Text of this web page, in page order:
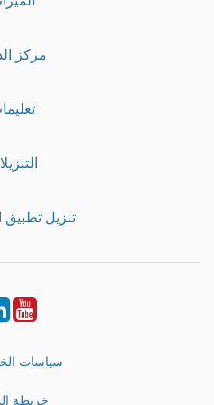
مركز
تنزيل
سياسات
خريطة